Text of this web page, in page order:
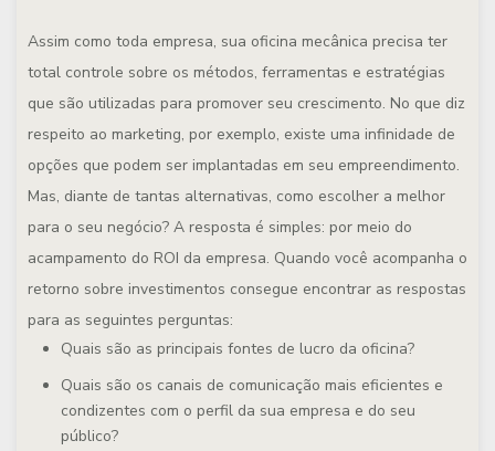
Assim como toda empresa, sua oficina mecânica precisa ter
total controle sobre os métodos, ferramentas e estratégias
que são utilizadas para promover seu crescimento. No que diz
respeito ao marketing, por exemplo, existe uma infinidade de
opções que podem ser implantadas em seu empreendimento.
Mas, diante de tantas alternativas, como escolher a melhor
para o seu negócio? A resposta é simples: por meio do
acampamento do ROI da empresa. Quando você acompanha o
retorno sobre investimentos consegue encontrar as respostas
para as seguintes perguntas:
Quais são as principais fontes de lucro da oficina?
Quais são os canais de comunicação mais eficientes e
condizentes com o perfil da sua empresa e do seu
público?